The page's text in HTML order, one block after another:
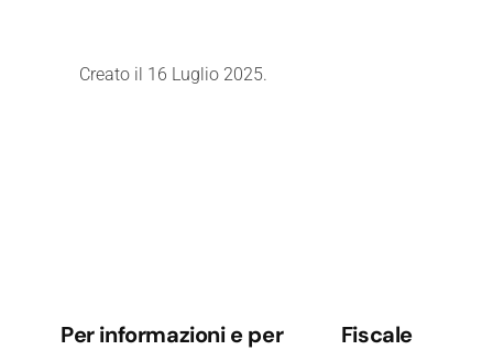
Creato il 16 Luglio 2025.
Per informazioni e per
Fiscale